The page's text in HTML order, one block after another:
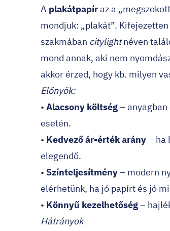
A plakátpapíraz a
mondjuk: „plakát”.
szakmában citylightnéven
mond annak, aki nem
akkor érzed, hogy kb. milyen
Előnyök:
• Alacsony költség–
esetén.
• Kedvező ár-érték arány– ha
elegendő.
• Színteljesítmény– modern
elérhetünk, ha jó papírt és jó
• Könnyű kezelhetőség–
Hátrányok